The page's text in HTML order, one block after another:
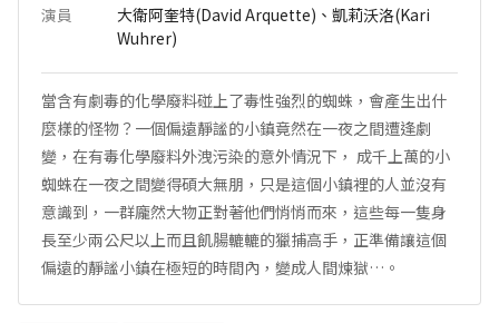
演員
大衛阿奎特(David Arquette)、凱莉沃洛(Kari
Wuhrer)
當含有劇毒的化學廢料碰上了毒性強烈的蜘蛛，會產生出什
麼樣的怪物？一個偏遠靜謐的小鎮竟然在一夜之間遭逢劇
變，在有毒化學廢料外洩污染的意外情況下， 成千上萬的小
蜘蛛在一夜之間變得碩大無朋，只是這個小鎮裡的人並沒有
意識到，一群龐然大物正對著他們悄悄而來，這些每一隻身
長至少兩公尺以上而且飢腸轆轆的獵捕高手，正準備讓這個
偏遠的靜謐小鎮在極短的時間內，變成人間煉獄…。